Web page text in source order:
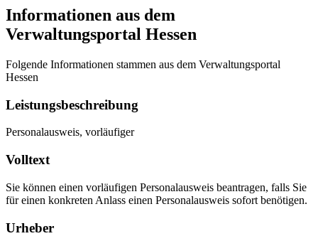
Informationen aus dem
Verwaltungsportal Hessen
Folgende Informationen stammen aus dem Verwaltungsportal
Hessen
Leistungsbeschreibung
Personalausweis, vorläufiger
Volltext
Sie können einen vorläufigen Personalausweis beantragen, falls Sie
für einen konkreten Anlass einen Personalausweis sofort benötigen.
Urheber